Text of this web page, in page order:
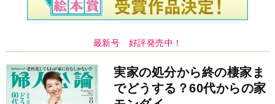
義実家について、義弟が私へ怒りのLINE
ピアノの月謝、払うべき？